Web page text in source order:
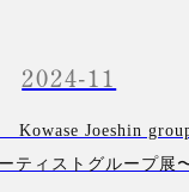
2024-11
Kowase Joeshin
ティストグループ展